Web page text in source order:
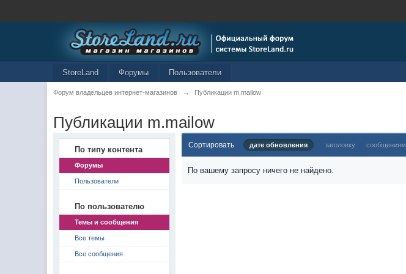
StoreLand Форумы Пользователи
Форум владельцев интернет-магазинов → Публикации m.mailow
Публикации m.mailow
По типу контента
Форумы
Пользователи
По пользователю
Темы и сообщения
Все темы
Все сообщения
Сортировать дате обновления заголовку сообщениям
По вашему запросу ничего не найдено.